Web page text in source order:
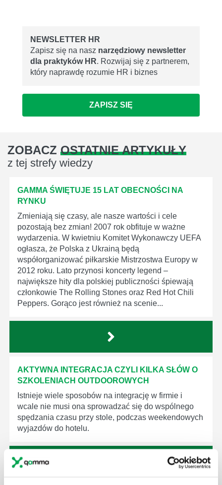
NEWSLETTER HR
Zapisz się na nasz narzędziowy newsletter
dla praktyków HR. Rozwijaj się z partnerem,
który naprawdę rozumie HR i biznes
ZAPISZ SIĘ
ZOBACZ OSTATNIE ARTYKUŁY
z tej strefy wiedzy
GAMMA ŚWIĘTUJE 15 LAT OBECNOŚCI NA
RYNKU
Zmieniają się czasy, ale nasze wartości i cele
pozostają bez zmian! 2007 rok obfituje w ważne
wydarzenia. W kwietniu Komitet Wykonawczy UEFA
ogłasza, że Polska z Ukrainą będą
współorganizować piłkarskie Mistrzostwa Europy w
2012 roku. Lato przynosi koncerty legend –
największe hity dla polskiej publiczności śpiewają
członkowie The Rolling Stones oraz Red Hot Chili
Peppers. Gorąco jest również na scenie...
AKTYWNA INTEGRACJA CZYLI KILKA SŁÓW O
SZKOLENIACH OUTDOOROWYCH
Istnieje wiele sposobów na integrację w firmie i
wcale nie musi ona sprowadzać się do wspólnego
spędzania czasu przy stole, podczas weekendowych
wyjazdów do hotelu.